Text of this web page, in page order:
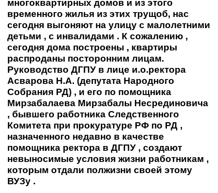
многоквартирных домов и из этого
временного жилья из этих трущоб, нас
сегодня выгоняют на улицу с малолетними
детьми , с инвалидами . К сожалению ,
сегодня дома построены , квартиры
распроданы посторонним лицам.
Руководство ДГПУ в лице и.о.ректора
Асварова Н.А. (депутата Народного
Собрания РД) , и его по помощника
Мирзабалаева Мирзабалы Несрединовича
, бывшего работника Следственного
Комитета при прокуратуре РФ по РД ,
назначенного недавно в качестве
помощника ректора в ДГПУ , создают
невыносимые условия жизни работникам ,
которым отдали полжизни своей этому
ВУЗу .